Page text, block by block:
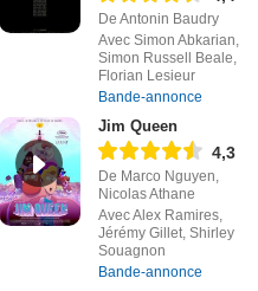
De Antonin Baudry
Avec Simon Abkarian,
Simon Russell Beale,
Florian Lesieur
Bande-annonce
Jim Queen
4,3
De Marco Nguyen,
Nicolas Athane
Avec Alex Ramires,
Jérémy Gillet, Shirley
Souagnon
Bande-annonce